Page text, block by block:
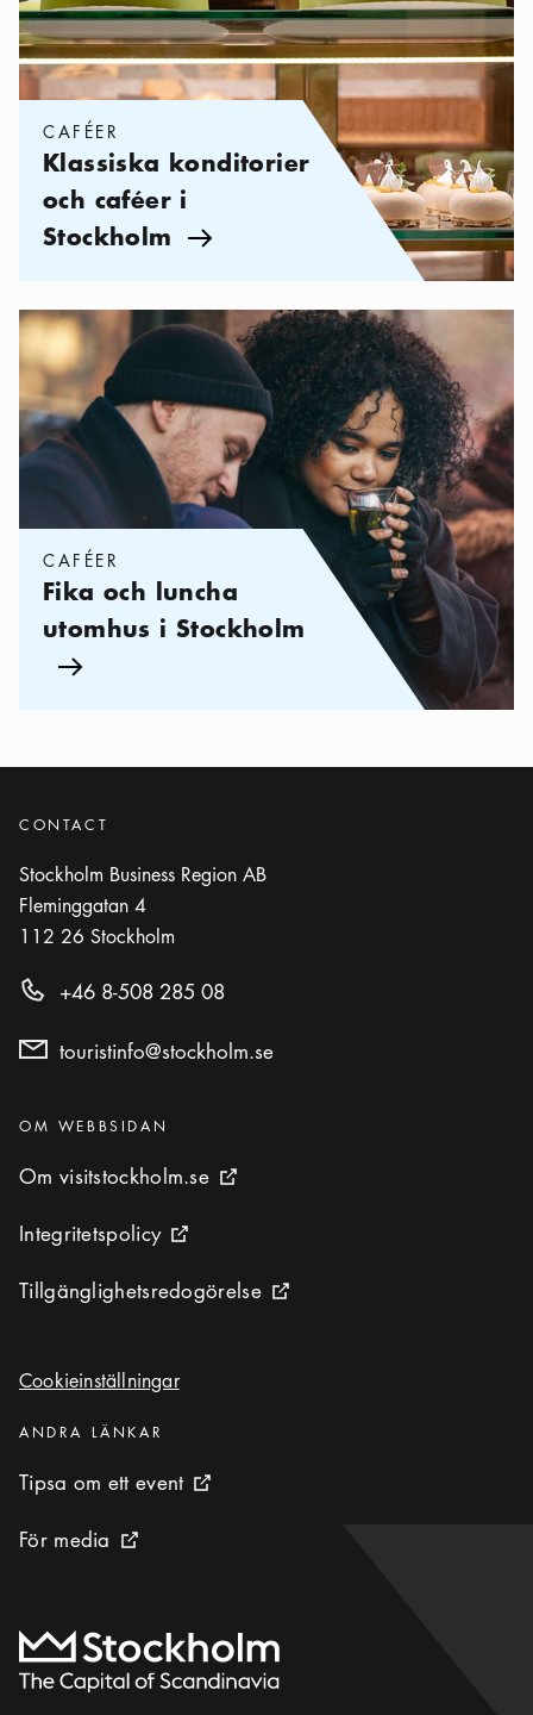
CAFÉER
Klassiska konditorier
och caféer i
Stockholm Pil ikon
Kategorier:Caféer, Fika och luncha utomhus i Stockholm
CAFÉER
Fika och luncha
utomhus i Stockholm
Pil ikon
CONTACT
Stockholm Business Region AB
Fleminggatan 4
112 26 Stockholm
+46 8-508 285 08
touristinfo@stockholm.se
Kategorier:
OM WEBBSIDAN
Om visitstockholm.se
Om visitstockholm.se Extern ikon
Integritetspolicy
Integritetspolicy Extern ikon
Tillgänglighetsredogörelse
Tillgänglighetsredogörelse Extern ikon
Cookieinställningar
Cookieinställningar
Kategorier :
ANDRA LÄNKAR
Tipsa om ett event
Tipsa om ett event Extern ikon
För media
För media Extern ikon
Till startsidan